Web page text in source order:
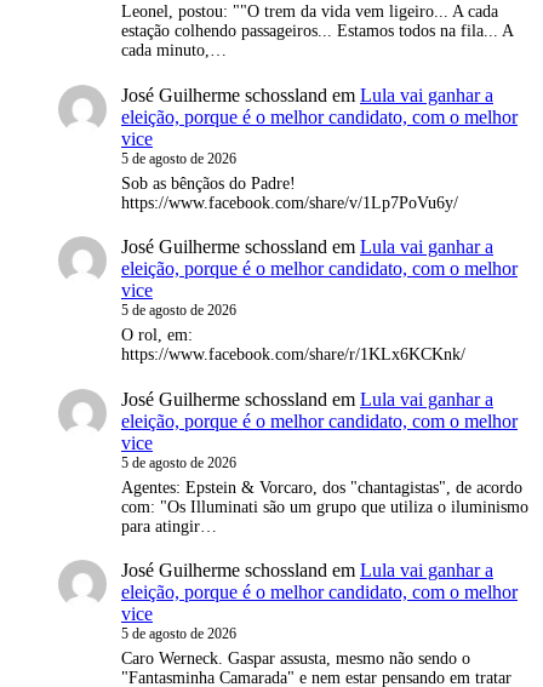
Leonel, postou: ""O trem da vida vem ligeiro... A cada
estação colhendo passageiros... Estamos todos na fila... A
cada minuto,…
José Guilherme schossland em Lula vai ganhar a
eleição, porque é o melhor candidato, com o melhor
vice
5 de agosto de 2026
Sob as bênçãos do Padre!
https://www.facebook.com/share/v/1Lp7PoVu6y/
José Guilherme schossland em Lula vai ganhar a
eleição, porque é o melhor candidato, com o melhor
vice
5 de agosto de 2026
O rol, em:
https://www.facebook.com/share/r/1KLx6KCKnk/
José Guilherme schossland em Lula vai ganhar a
eleição, porque é o melhor candidato, com o melhor
vice
5 de agosto de 2026
Agentes: Epstein & Vorcaro, dos "chantagistas", de acordo
com: "Os Illuminati são um grupo que utiliza o iluminismo
para atingir…
José Guilherme schossland em Lula vai ganhar a
eleição, porque é o melhor candidato, com o melhor
vice
5 de agosto de 2026
Caro Werneck. Gaspar assusta, mesmo não sendo o
"Fantasminha Camarada" e nem estar pensando em tratar